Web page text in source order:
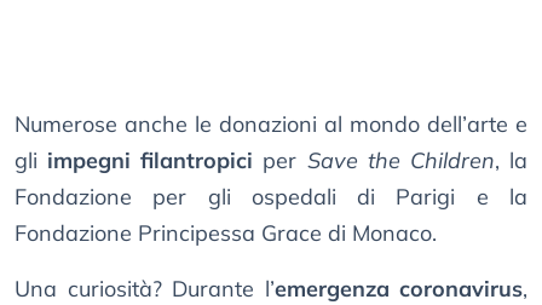
Numerose anche le donazioni al mondo dell’arte e
gli impegni filantropici per Save the Children, la
Fondazione per gli ospedali di Parigi e la
Fondazione Principessa Grace di Monaco.
Una curiosità? Durante l’emergenza coronavirus,